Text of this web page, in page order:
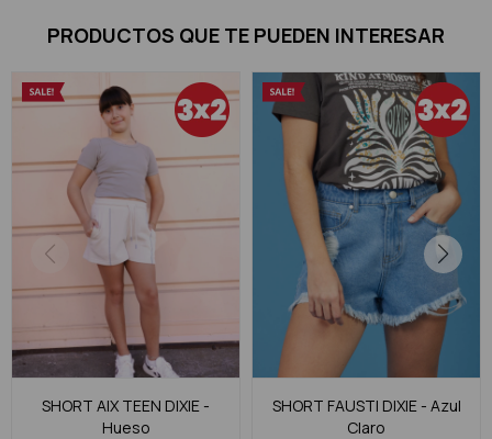
PRODUCTOS QUE TE PUEDEN INTERESAR
SHORT AIX TEEN DIXIE -
Hueso
SHORT FAUSTI DIXIE - Azul
Claro